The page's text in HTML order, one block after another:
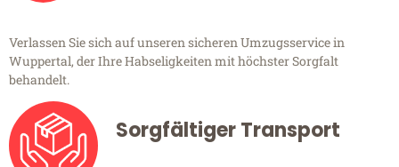
Verlassen Sie sich auf unseren sicheren Umzugsservice in
Wuppertal, der Ihre Habseligkeiten mit höchster Sorgfalt
behandelt.
Sorgfältiger Transport